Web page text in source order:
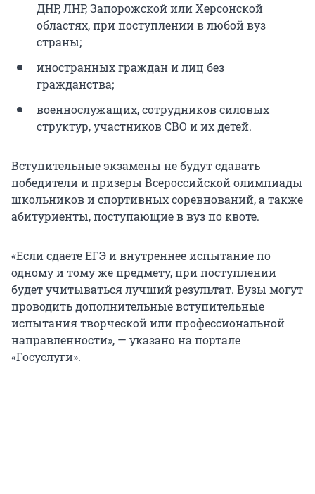
ДНР, ЛНР, Запорожской или Херсонской
областях, при поступлении в любой вуз
страны;
иностранных граждан и лиц без
гражданства;
военнослужащих, сотрудников силовых
структур, участников СВО и их детей.
Вступительные экзамены не будут сдавать
победители и призеры Всероссийской олимпиады
школьников и спортивных соревнований, а также
абитуриенты, поступающие в вуз по квоте.
«Если сдаете ЕГЭ и внутреннее испытание по
одному и тому же предмету, при поступлении
будет учитываться лучший результат. Вузы могут
проводить дополнительные вступительные
испытания творческой или профессиональной
направленности», — указано на портале
«Госуслуги».